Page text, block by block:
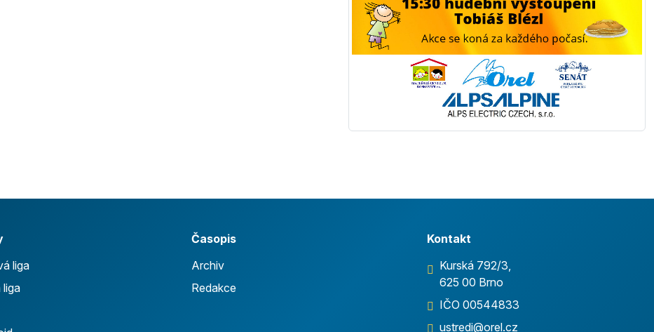
liga
liga
Časopis
Archiv
Redakce
Kontakt
Kurská 792/3,
625 00 Brno
IČO 00544833
ustredi@orel.cz